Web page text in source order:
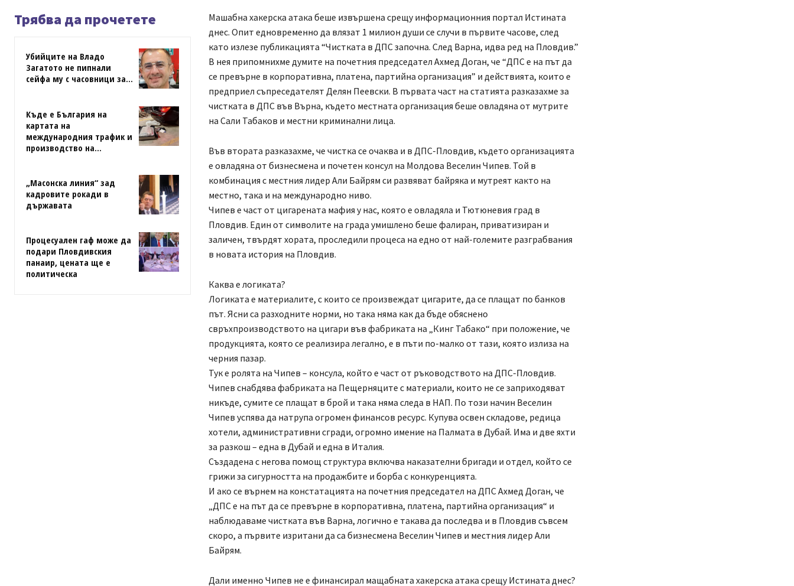
Трябва да прочетете
Убийците на Владо
Загатото не пипнали
сейфа му с часовници за...
Къде е България на
картата на
международния трафик и
производство на...
„Масонска линия“ зад
кадровите рокади в
държавата
Процесуален гаф може да
подари Пловдивския
панаир, цената ще е
политическа
Машабна хакерска атака беше извършена срещу информационния портал Истината
днес. Опит едновременно да влязат 1 милион души се случи в първите часове, след
като излезе публикацията “Чистката в ДПС започна. След Варна, идва ред на Пловдив.”
В нея припомнихме думите на почетния председател Ахмед Доган, че “ДПС е на път да
се превърне в корпоративна, платена, партийна организация” и действията, които е
предприел съпреседателят Делян Пеевски. В първата част на статията разказахме за
чистката в ДПС във Върна, където местната организация беше овладяна от мутрите
на Сали Табаков и местни криминални лица.
Във втората разказахме, че чистка се очаква и в ДПС-Пловдив, където организацията
е овладяна от бизнесмена и почетен консул на Молдова Веселин Чипев. Той в
комбинация с местния лидер Али Байрям си развяват байряка и мутреят както на
местно, така и на международно ниво.
Чипев е част от цигарената мафия у нас, която е овладяла и Тютюневия град в
Пловдив. Един от символите на града умишлено беше фалиран, приватизиран и
заличен, твърдят хората, проследили процеса на едно от най-големите разграбвания
в новата история на Пловдив.
Каква е логиката?
Логиката е материалите, с които се произвеждат цигарите, да се плащат по банков
път. Ясни са разходните норми, но така няма как да бъде обяснено
свръхпроизводството на цигари във фабриката на „Кинг Табако“ при положение, че
продукцията, която се реализира легално, е в пъти по-малко от тази, която излиза на
черния пазар.
Тук е ролята на Чипев – консула, който е част от ръководството на ДПС-Пловдив.
Чипев снабдява фабриката на Пещерняците с материали, които не се заприходяват
никъде, сумите се плащат в брой и така няма следа в НАП. По този начин Веселин
Чипев успява да натрупа огромен финансов ресурс. Купува освен складове, редица
хотели, административни сгради, огромно имение на Палмата в Дубай. Има и две яхти
за разкош – една в Дубай и една в Италия.
Създадена с негова помощ структура включва наказателни бригади и отдел, който се
грижи за сигурността на продажбите и борба с конкуренцията.
И ако се върнем на констатацията на почетния председател на ДПС Ахмед Доган, че
„ДПС е на път да се превърне в корпоративна, платена, партийна организация“ и
наблюдаваме чистката във Варна, логично е такава да последва и в Пловдив съвсем
скоро, а първите изритани да са бизнесмена Веселин Чипев и местния лидер Али
Байрям.
Дали именно Чипев не е финансирал мащабната хакерска атака срещу Истината днес?